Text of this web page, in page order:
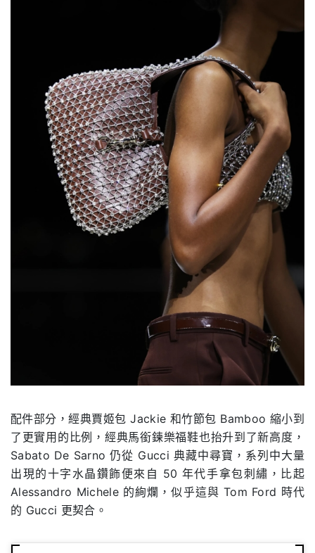
配件部分，經典賈姬包 Jackie 和竹節包 Bamboo 縮小到
了更實用的比例，經典馬銜鍊樂福鞋也抬升到了新高度，
Sabato De Sarno 仍從 Gucci 典藏中尋寶，系列中大量
出現的十字水晶鑽飾便來自 50 年代手拿包刺繡，比起
Alessandro Michele 的絢爛，似乎這與 Tom Ford 時代
的 Gucci 更契合。